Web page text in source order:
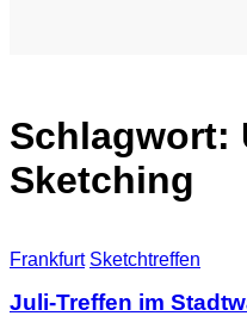
Schlagwort:
Sketching
Frankfurt Sketchtreffen
Juli-Treffen im